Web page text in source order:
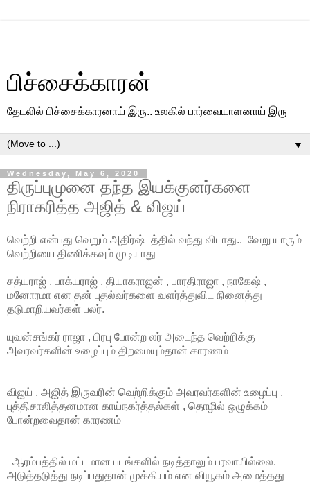
பிச்சைக்காரன்
தேடலில் பிச்சைக்காரனாய் இரு.. உலகில் பார்வையாளனாய் இரு
▼
Wednesday, May 6, 2020
திருப்புமுனை தந்த இயக்குனர்களை
நிராகரித்த அஜித் & விஜய்
வெற்றி என்பது வெறும் அதிர்ஷ்டத்தில் வந்து விடாது.. வேறு யாரும்
வெற்றியை திணிக்கவும் முடியாது
சத்யராஜ் , பாக்யராஜ் , தியாகராஜன் , பாரதிராஜா , நாகேஷ் ,
மனோரமா என தன் புதல்வர்களை வளர்த்துவிட நினைத்து
தடுமாறியவர்கள் பலர்.
யுவன்சங்கர் ராஜா , பிரபு போன்ற லர் அடைந்த வெற்றிக்கு
அவரவர்களின் உழைப்பும் திறமையும்தான் காரணம்
விஜய் , அஜித் இருவரின் வெற்றிக்கும் அவரவர்களின் உழைப்பு ,
புத்திசாலித்தனமான காய்நகர்த்தல்கள் , தொழில் ஒழுக்கம்
போன்றவைதான் காரணம்
ஆரம்பத்தில் மட்டமான படங்களில் நடித்தாலும் பரவாயில்லை.
அடுத்தடுத்து நடிப்பதுதான் முக்கியம் என வியூகம் அமைத்தது